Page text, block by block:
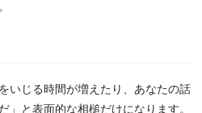
いじる時間が増えたり、あなたの話
」と表面的な相槌だけになります。